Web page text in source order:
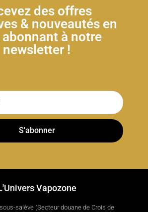
des offres
& nouveautés en
à notre
newsletter !
S'abonner
Vapozone
salève (Secteur douane de Crois de